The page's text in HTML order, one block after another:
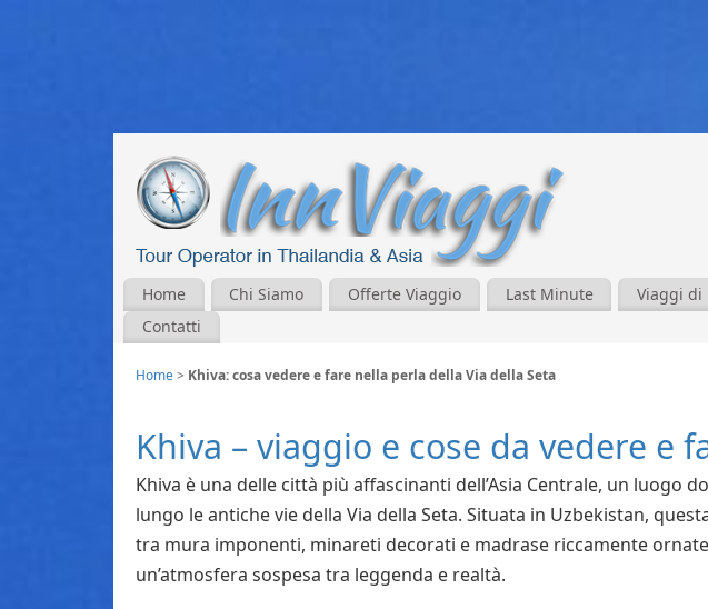
Home Chi Siamo Offerte Viaggio Last Minute Viaggi di
Contatti
Home> Khiva: cosa vedere e fare nella perla della Via della Seta
Khiva – viaggio e cose da vedere e
Khiva è una delle città più affascinanti dell’Asia Centrale, un luogo
lungo le antiche vie della Via della Seta. Situata in Uzbekistan,
tra mura imponenti, minareti decorati e madrase riccamente
un’atmosfera sospesa tra leggenda e realtà.